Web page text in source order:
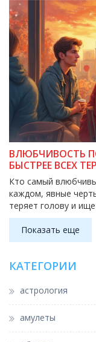
ВЛЮБЧИВОСТЬ
БЫСТРЕЕ ВСЕХ
Кто самый
каждом, явные
теряет голову и
Показать еще
КАТЕГОРИИ
астрология
амулеты